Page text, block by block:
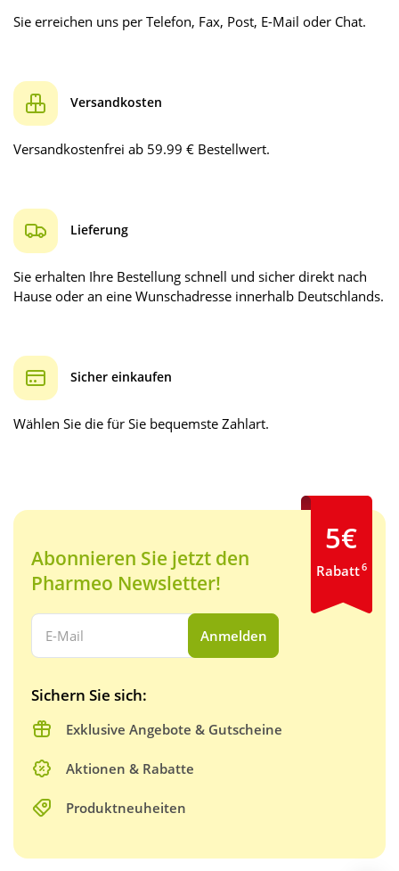
Sie erreichen uns per Telefon, Fax, Post, E-Mail oder Chat.
Versandkosten
Versandkostenfrei ab 59.99 € Bestellwert.
Lieferung
Sie erhalten Ihre Bestellung schnell und sicher direkt nach
Hause oder an eine Wunschadresse innerhalb Deutschlands.
Sicher einkaufen
Wählen Sie die für Sie bequemste Zahlart.
Abonnieren Sie jetzt den
Pharmeo Newsletter!
Ihre E-Mail Adresse:
Anmelden
Sichern Sie sich:
Exklusive Angebote & Gutscheine
Aktionen & Rabatte
Produktneuheiten
5€
Rabatt6